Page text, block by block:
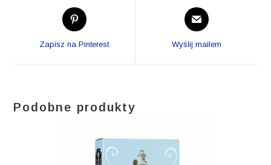
Opens
in
Zapisz na Pinterest
Opens
in
new
Wyślij mailem
Podobne produkty